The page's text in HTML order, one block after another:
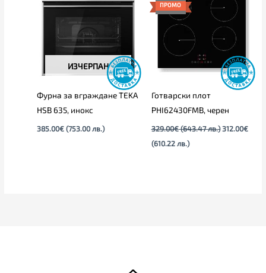
ИЗЧЕРПАН
Фурна за вграждане TEKA
HSB 635, инокс
385.00€ (753.00 лв.)
ПРОМО
Готварски плот
PHI62430FMB, черен
329.00€ (643.47 лв.)
was:
329.00€
(643.47
лв.).
312.00€
(610.22 лв.)
е:
312.00€
лв.).